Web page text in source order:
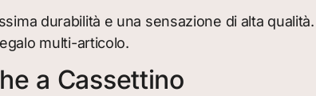
durabilità e una sensazione di alta
multi-articolo.
a Cassettino